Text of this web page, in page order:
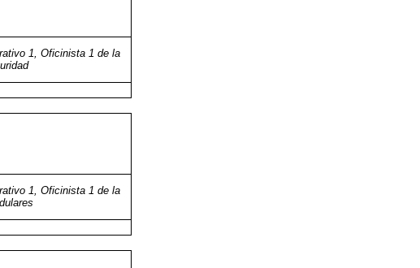
1, Oficinista 1 de la
1, Oficinista 1 de la